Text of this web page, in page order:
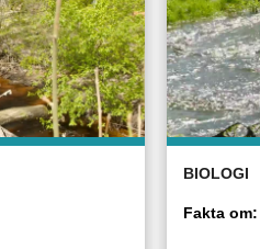
BIOLOGI
Fakta